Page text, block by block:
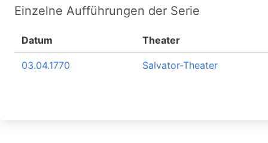
Einzelne Aufführungen der Serie
Datum Theater
03.04.1770 Salvator-Theater